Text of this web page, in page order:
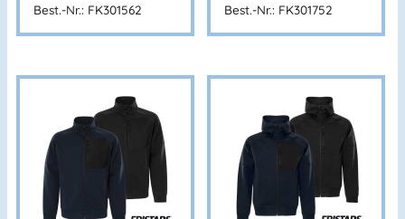
Best.-Nr.: FK301562 Best.-Nr.: FK301752